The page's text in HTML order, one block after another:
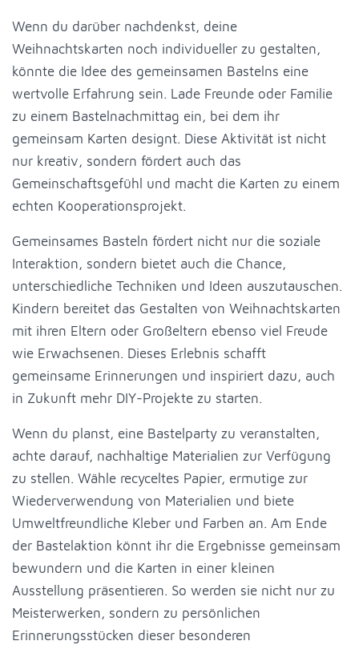
Wenn du darüber nachdenkst, deine
Weihnachtskarten noch individueller zu gestalten,
könnte die Idee des gemeinsamen Bastelns eine
wertvolle Erfahrung sein. Lade Freunde oder Familie
zu einem Bastelnachmittag ein, bei dem ihr
gemeinsam Karten designt. Diese Aktivität ist nicht
nur kreativ, sondern fördert auch das
Gemeinschaftsgefühl und macht die Karten zu einem
echten Kooperationsprojekt.
Gemeinsames Basteln fördert nicht nur die soziale
Interaktion, sondern bietet auch die Chance,
unterschiedliche Techniken und Ideen auszutauschen.
Kindern bereitet das Gestalten von Weihnachtskarten
mit ihren Eltern oder Großeltern ebenso viel Freude
wie Erwachsenen. Dieses Erlebnis schafft
gemeinsame Erinnerungen und inspiriert dazu, auch
in Zukunft mehr DIY-Projekte zu starten.
Wenn du planst, eine Bastelparty zu veranstalten,
achte darauf, nachhaltige Materialien zur Verfügung
zu stellen. Wähle recyceltes Papier, ermutige zur
Wiederverwendung von Materialien und biete
Umweltfreundliche Kleber und Farben an. Am Ende
der Bastelaktion könnt ihr die Ergebnisse gemeinsam
bewundern und die Karten in einer kleinen
Ausstellung präsentieren. So werden sie nicht nur zu
Meisterwerken, sondern zu persönlichen
Erinnerungsstücken dieser besonderen